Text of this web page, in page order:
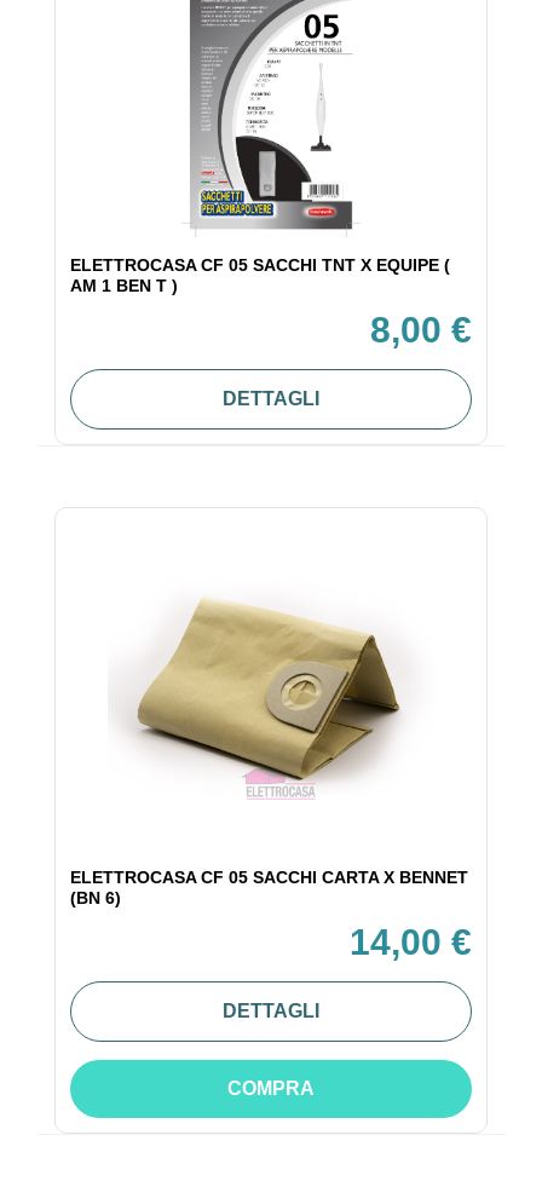
ELETTROCASA CF 05 SACCHI TNT X EQUIPE (
AM 1 BEN T )
8,00 €
DETTAGLI
ELETTROCASA CF 05 SACCHI CARTA X BENNET
(BN 6)
14,00 €
DETTAGLI
COMPRA